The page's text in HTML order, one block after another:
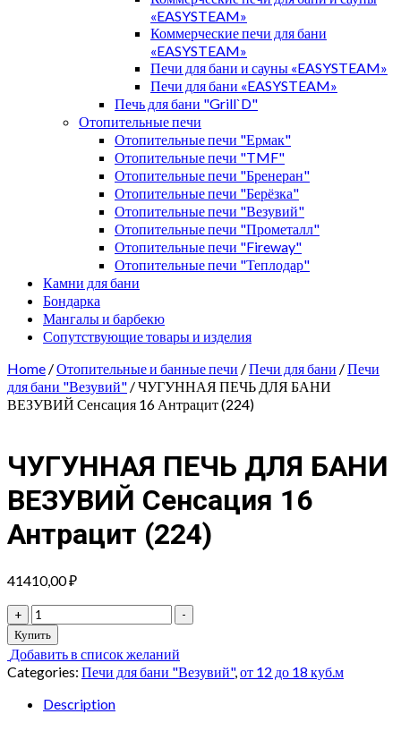
«EASYSTEAM»
Коммерческие печи для бани
«EASYSTEAM»
Печи для бани и сауны «EASYSTEAM»
Печи для бани «EASYSTEAM»
Печь для бани "Grill`D"
Отопительные печи
Отопительные печи "Ермак"
Отопительные печи "TMF"
Отопительные печи "Бренеран"
Отопительные печи "Берёзка"
Отопительные печи "Везувий"
Отопительные печи "Прометалл"
Отопительные печи "Fireway"
Отопительные печи "Теплодар"
Камни для бани
Бондарка
Мангалы и барбекю
Сопутствующие товары и изделия
Home /Отопительные и банные печи /Печи для бани /Печи
для бани "Везувий" / ЧУГУННАЯ ПЕЧЬ ДЛЯ БАНИ
ВЕЗУВИЙ Сенсация 16 Антрацит (224)
ЧУГУННАЯ ПЕЧЬ ДЛЯ БАНИ
ВЕЗУВИЙ Сенсация 16
Антрацит (224)
41410,00₽
+
ЧУГУННАЯ
ПЕЧЬ
ДЛЯ
БАНИ
ВЕЗУВИЙ
Сенсация
-
Купить
Добавить в список желаний
Categories: Печи для бани "Везувий", от 12 до 18 куб.м
Description